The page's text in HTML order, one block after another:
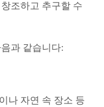
조하고 추구할 수
과 같습니다:
나 자연 속 장소 등